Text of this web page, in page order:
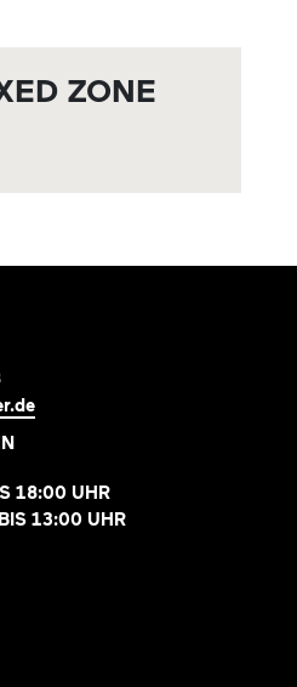
ZONE
18:00 UHR
13:00 UHR